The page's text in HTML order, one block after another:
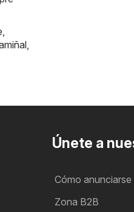
,
,
Únete a
Cómo anunciarse
Zona B2B